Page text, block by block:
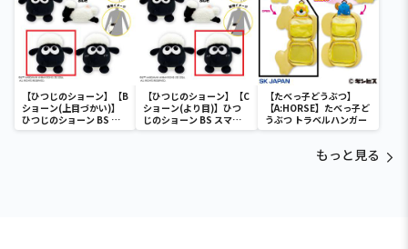
【ひつじのショーン】【B
ショーン(上目づかい)】
ひつじのショーン BS ス
マホショーンルダー
【ひつじのショーン】【C
ショーン(より目)】ひつ
じのショーン BS スマホ
ショーンルダー
【たべっ子どうぶつ】
【A:HORSE】たべっ子ど
うぶつ トラベルハンガー
もっと見る